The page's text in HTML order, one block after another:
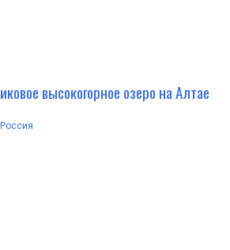
высокогорное озеро на Алтае
Россия